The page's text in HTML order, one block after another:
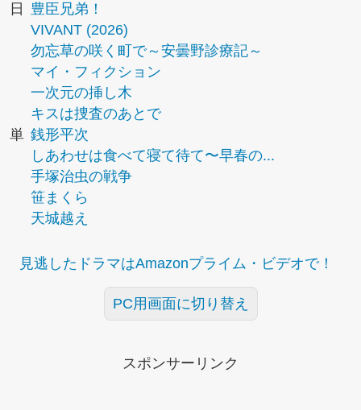
日
豊臣兄弟！
VIVANT (2026)
勿忘草の咲く町で～安曇野診療記～
マイ・フィクション
一次元の挿し木
キスは捜査のあとで
単 銭形平次
しあわせは食べて寝て待て〜早春の...
手塚治虫の戦争
笹まくら
天城越え
見逃したドラマはAmazonプライム・ビデオで！
PC用画面に切り替え
スポンサーリンク